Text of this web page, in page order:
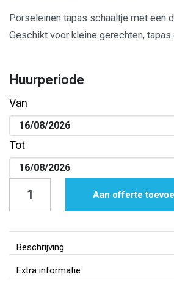
Porseleinen tapas schaaltje met een
Geschikt voor kleine gerechten, tapas
Huurperiode
Van
Tot
Mediterraan
Porselein
|
Aan offerte
Beschrijving
Extra informatie